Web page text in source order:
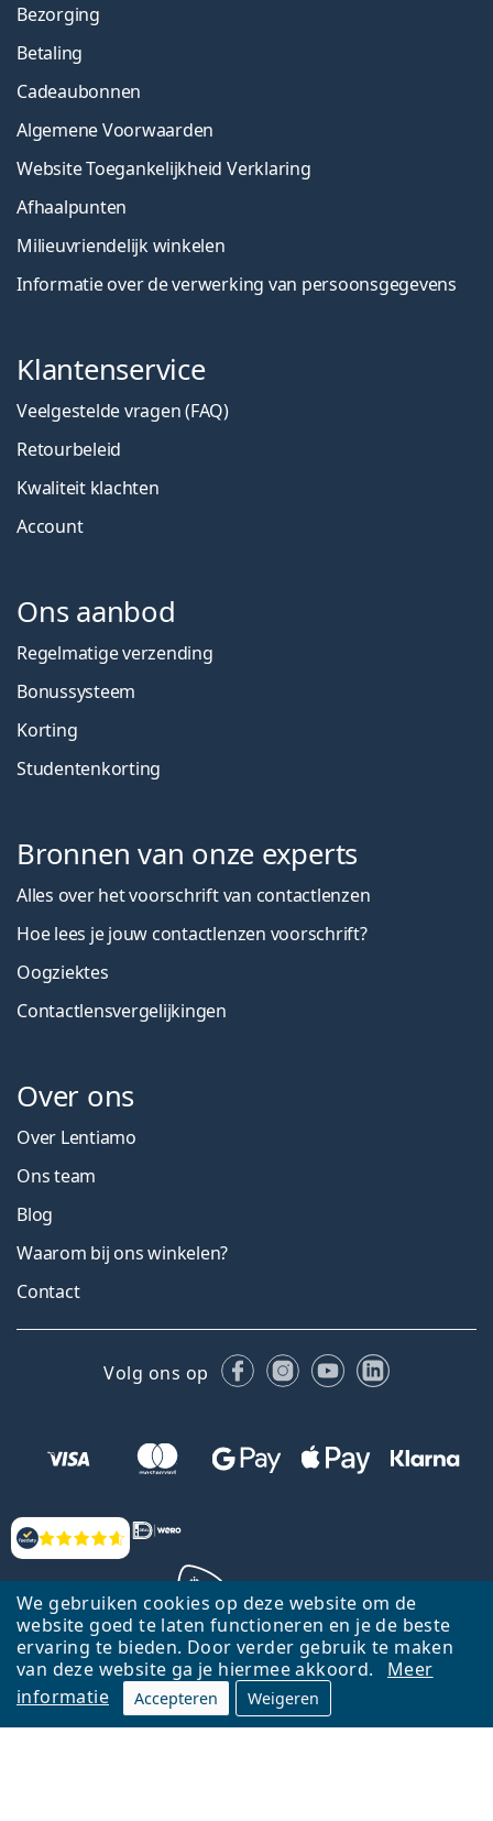
We gebruiken cookies op deze website om de
website goed te laten functioneren en je de beste
ervaring te bieden. Door verder gebruik te maken
van deze website ga je hiermee akkoord.
Meer
informatie
Accepteren Weigeren
Beoordelingen
Bezorging
Betaling
Cadeaubonnen
Algemene Voorwaarden
Website Toegankelijkheid Verklaring
Afhaalpunten
Milieuvriendelijk winkelen
Informatie over de verwerking van persoonsgegevens
Klantenservice
Veelgestelde vragen (FAQ)
Retourbeleid
Kwaliteit klachten
Account
Ons aanbod
Regelmatige verzending
Bonussysteem
Korting
Studentenkorting
Bronnen van onze experts
Alles over het voorschrift van contactlenzen
Hoe lees je jouw contactlenzen voorschrift?
Oogziektes
Contactlensvergelijkingen
Over ons
Over Lentiamo
Ons team
Blog
Waarom bij ons winkelen?
Contact
Volg ons op FacebookInstagram
YouTubeLinkedIn
Terug naar de homepagina
Ga omhoog
Lentiamo.nl is eigendom van en wordt beheerd door Lentiamo s.r.o.,
Tsjechië
Hier al 18 jaar voor jou.